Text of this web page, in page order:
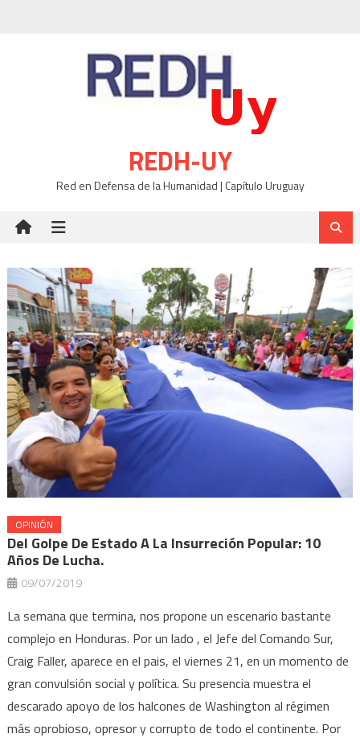
REDH-UY
Red en Defensa de la Humanidad | Capítulo Uruguay
OPINIÓN
Del Golpe De Estado A La Insurreción Popular: 10
Años De Lucha.
09/07/2019
La semana que termina, nos propone un escenario bastante
complejo en Honduras. Por un lado , el Jefe del Comando Sur,
Craig Faller, aparece en el pais, el viernes 21, en un momento de
gran convulsión social y política. Su presencia muestra el
descarado apoyo de los halcones de Washington al régimen
más oprobioso, opresor y corrupto de todo el continente. Por